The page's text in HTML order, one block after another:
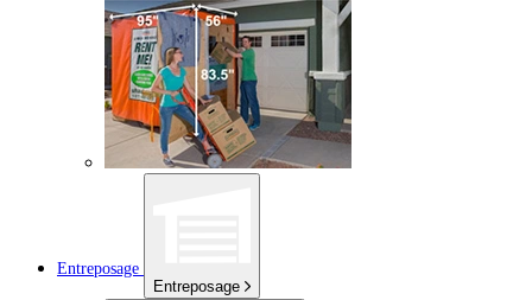
Entreposage
Entreposage